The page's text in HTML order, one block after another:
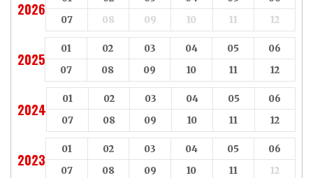
2026
07
08 09 10 11 12
2025
01 02 03 04 05
06
07
08 09 10 11 12
2024
01 02 03 04 05
06
07
08 09 10 11 12
2023
01 02 03 04 05
06
07
08 09 10 11 12